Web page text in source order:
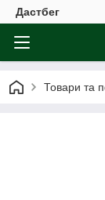
Дастбег
Товари та